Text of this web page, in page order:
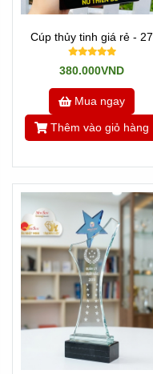
Cúp thủy tinh giá rẻ - 27
380.000VND
Mua ngay
Thêm vào giỏ hàng